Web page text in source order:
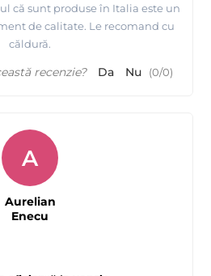
că sunt produse în Italia este un
de calitate. Le recomand cu
căldură.
recenzie? Da Nu (0/0)
A
Aurelian
Enecu